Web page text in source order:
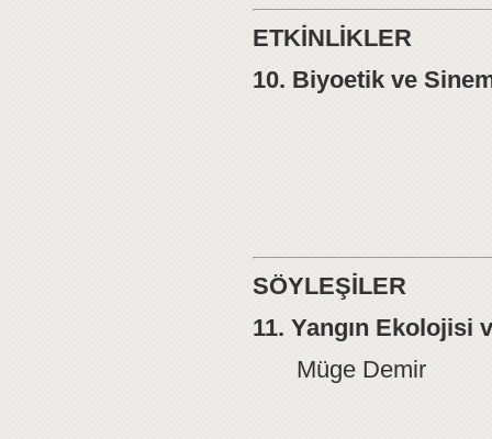
ETKİNLİKLER
10. Biyoetik ve
SÖYLEŞİLER
11. Yangın Ekolojisi
Müge Demir